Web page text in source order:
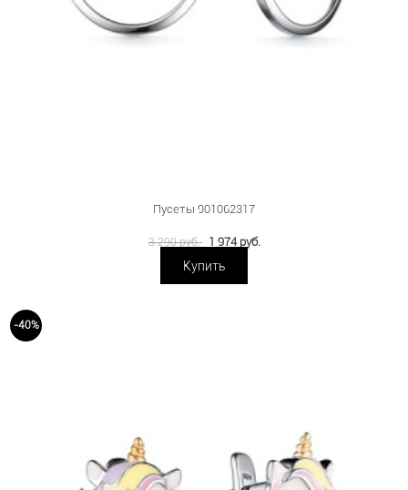
Пусеты 901062317
3 290 руб. 1 974 руб.
Купить
-40%